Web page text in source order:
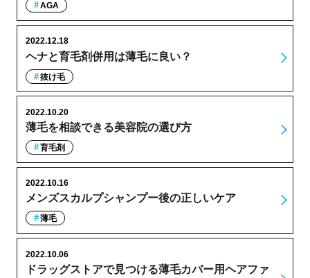
AGA
ヘナと育毛剤併用は薄毛に良い？
2022.12.18
抜け毛
薄毛を相談できる美容院の選び方
2022.10.20
育毛剤
メンズスカルプシャンプー後の正しいケア
2022.10.16
薄毛
ドラッグストアで見つける薄毛カバー用ヘアファ
2022.10.06